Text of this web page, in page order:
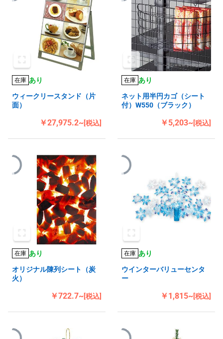
在庫 あり
ウィークリースタンド（片
面）
￥27,975.2~[税込]
在庫 あり
ネット用半円カゴ（シート
付）W550（ブラック）
￥5,203~[税込]
在庫 あり
オリジナル陳列シート（炭
火）
￥722.7~[税込]
在庫 あり
ウインターバリューセンタ
ー
￥1,815~[税込]